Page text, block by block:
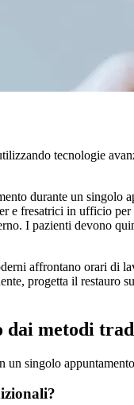
tecnologie
durante un
fresatrici in ufficio
I pazienti devono
affrontano orari
progetta il
dai metodi
singolo